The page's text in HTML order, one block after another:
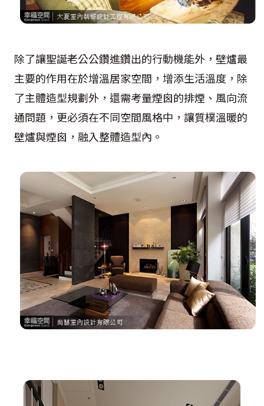
除了讓聖誕老公公鑽進鑽出的行動機能外，壁爐最
主要的作用在於增溫居家空間，增添生活溫度，除
了主體造型規劃外，還需考量煙囪的排煙、風向流
通問題，更必須在不同空間風格中，讓質樸溫暖的
壁爐與煙囪，融入整體造型內。